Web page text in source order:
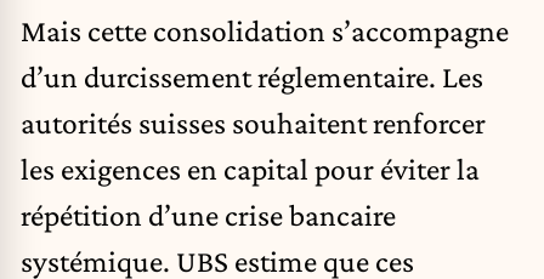
Mais cette consolidation s’accompagne
d’un durcissement réglementaire. Les
autorités suisses souhaitent renforcer
les exigences en capital pour éviter la
répétition d’une crise bancaire
systémique. UBS estime que ces